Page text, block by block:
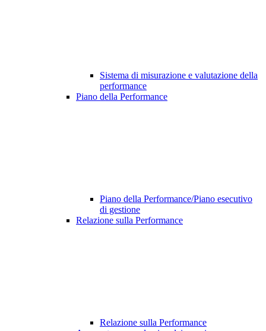
Sistema di misurazione e valutazione della
performance
Piano della Performance
Piano della Performance/Piano esecutivo
di gestione
Relazione sulla Performance
Relazione sulla Performance